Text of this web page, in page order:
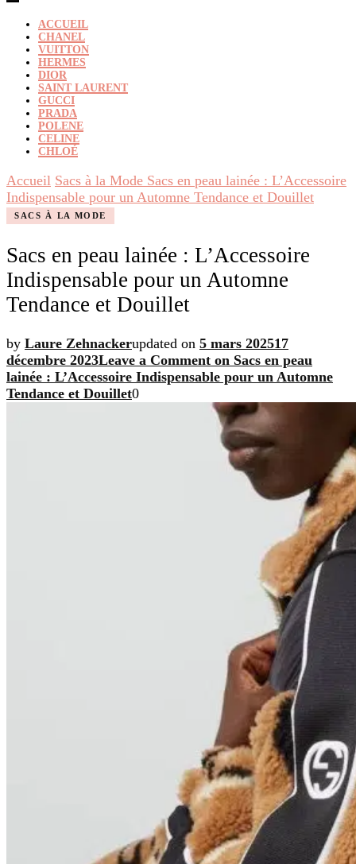
ACCUEIL
CHANEL
VUITTON
HERMES
DIOR
SAINT LAURENT
GUCCI
PRADA
POLENE
CELINE
CHLOÉ
Accueil Sacs à la Mode Sacs en peau lainée : L’Accessoire
Indispensable pour un Automne Tendance et Douillet
SACS À LA MODE
Sacs en peau lainée : L’Accessoire
Indispensable pour un Automne
Tendance et Douillet
by Laure Zehnackerupdated on 5 mars 202517
décembre 2023Leave a Comment on Sacs en peau
lainée : L’Accessoire Indispensable pour un Automne
Tendance et Douillet0